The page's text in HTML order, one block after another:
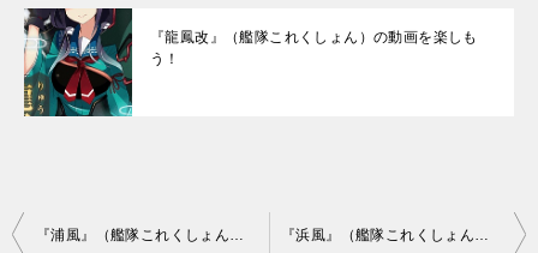
『龍鳳改』（艦隊これくしょん）の動画を楽しも
う！
投